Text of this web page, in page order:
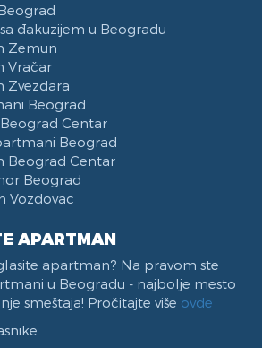
Beograd
Djindjica
Surčina
đakuzijem u Beogradu
Zemun
Vračar
Zvezdara
Beograd
Centar
Beograd
Beograd Centar
Beograd
Vozdovac
APARTMAN
apartman? Na pravom ste
u Beogradu - najbolje mesto
smeštaja! Pročitajte više ovde